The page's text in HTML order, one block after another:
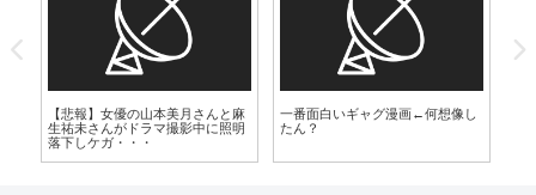
【悲報】女優の山本美月さんと麻
生祐未さんがドラマ撮影中に照明
落下しケガ・・・
一番面白いギャグ漫画←何想像し
たん？